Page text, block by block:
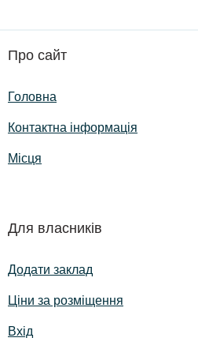
Про сайт
Головна
Контактна інформація
Місця
Для власників
Додати заклад
Ціни за розміщення
Вхід